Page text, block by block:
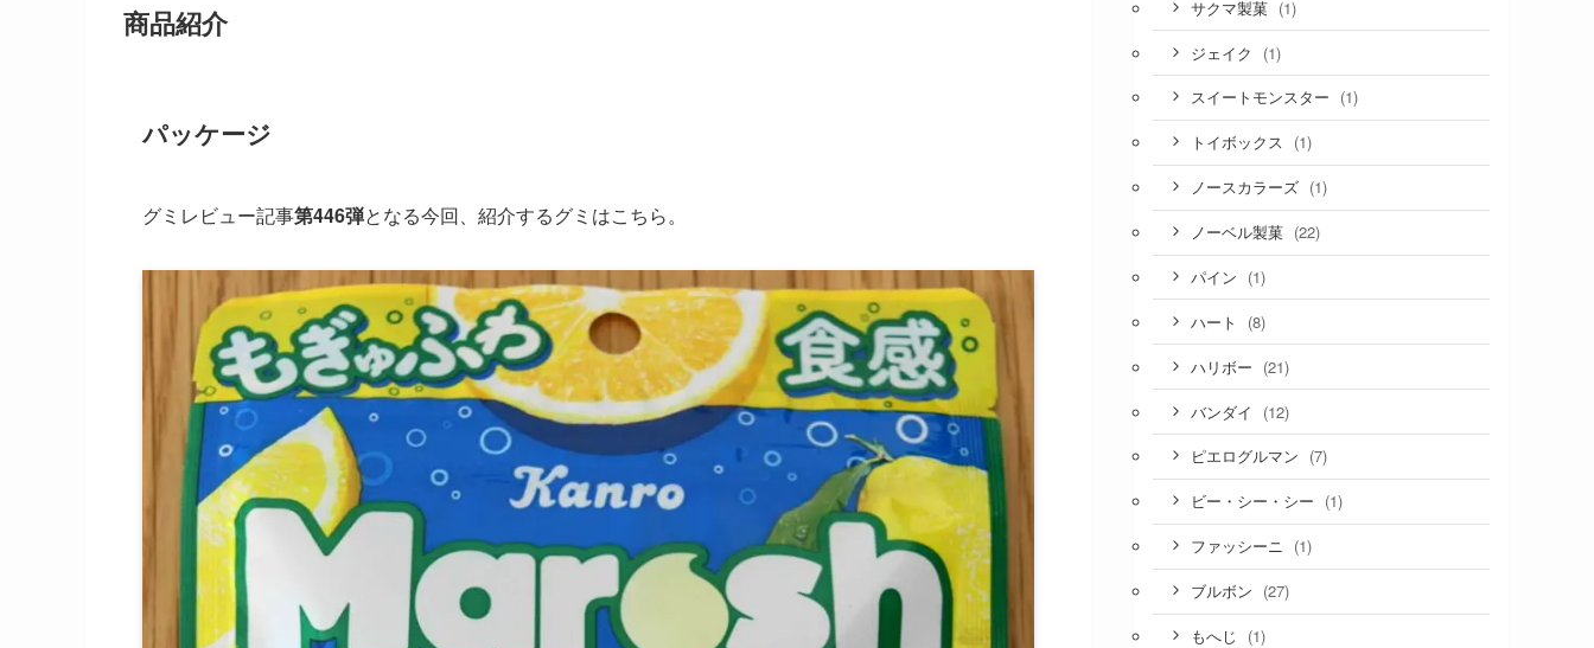
商品紹介
パッケージ
グミレビュー記事第446弾となる今回、紹介するグミはこちら。
サクマ製菓 (1)
ジェイク (1)
スイートモンスター (1)
トイボックス (1)
ノースカラーズ (1)
ノーベル製菓 (22)
パイン (1)
ハート (8)
ハリボー (21)
バンダイ (12)
ピエログルマン (7)
ビー・シー・シー (1)
ファッシーニ (1)
ブルボン (27)
もへじ (1)